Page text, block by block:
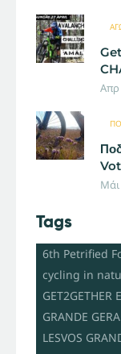
Απρ
Μάι
Tags
6th Petrified
cycling in
GET2GETHER
GRANDE
LESVOS